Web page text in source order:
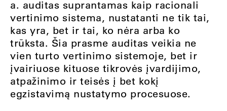
a. auditas suprantamas kaip racionali
vertinimo sistema, nustatanti ne tik tai,
kas yra, bet ir tai, ko nėra arba ko
trūksta. Šia prasme auditas veikia ne
vien turto vertinimo sistemoje, bet ir
įvairiuose kituose tikrovės įvardijimo,
atpažinimo ir teisės į bet kokį
egzistavimą nustatymo procesuose.